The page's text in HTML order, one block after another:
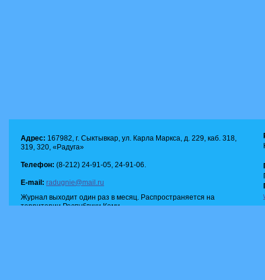
Адрес: 167982, г. Сыктывкар, ул. Карла Маркса, д. 229, каб. 318,
319, 320, «Радуга»
Телефон: (8-212) 24-91-05, 24-91-06.
E-mail: radugnie@mail.ru
Журнал выходит один раз в месяц. Распространяется на
территории Республики Коми.